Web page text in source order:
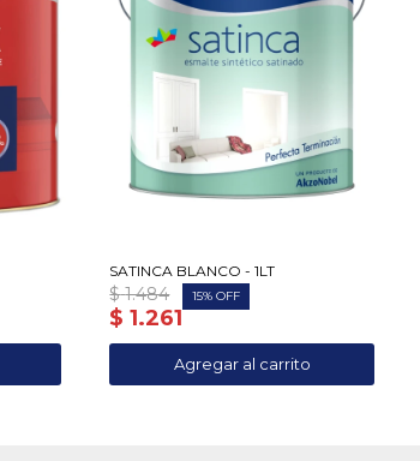
SATINCA BLANCO - 1LT
$ 1.261
$ 1.484 15